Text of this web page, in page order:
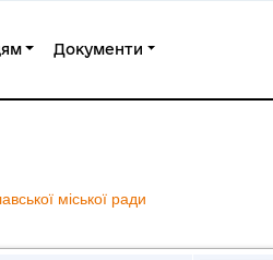
Документи
міської ради